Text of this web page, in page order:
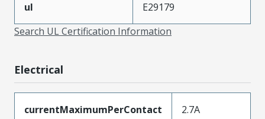
ul
E29179
Search UL Certification Information
Electrical
currentMaximumPerContact 2.7A